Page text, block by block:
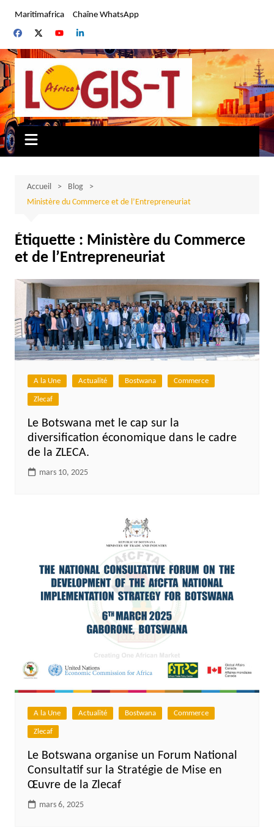
contenu
Maritimafrica Chaîne WhatsApp
Accueil
Blog
Ministère du Commerce et de l’Entrepreneuriat
Étiquette : Ministère du Commerce
et de l’Entrepreneuriat
A la Une Actualité Bostwana Commerce
Zlecaf
Le Botswana met le cap sur la
diversification économique dans le cadre
de la ZLECA.
mars 10, 2025
A la Une Actualité Bostwana Commerce
Zlecaf
Le Botswana organise un Forum National
Consultatif sur la Stratégie de Mise en
Œuvre de la Zlecaf
mars 6, 2025